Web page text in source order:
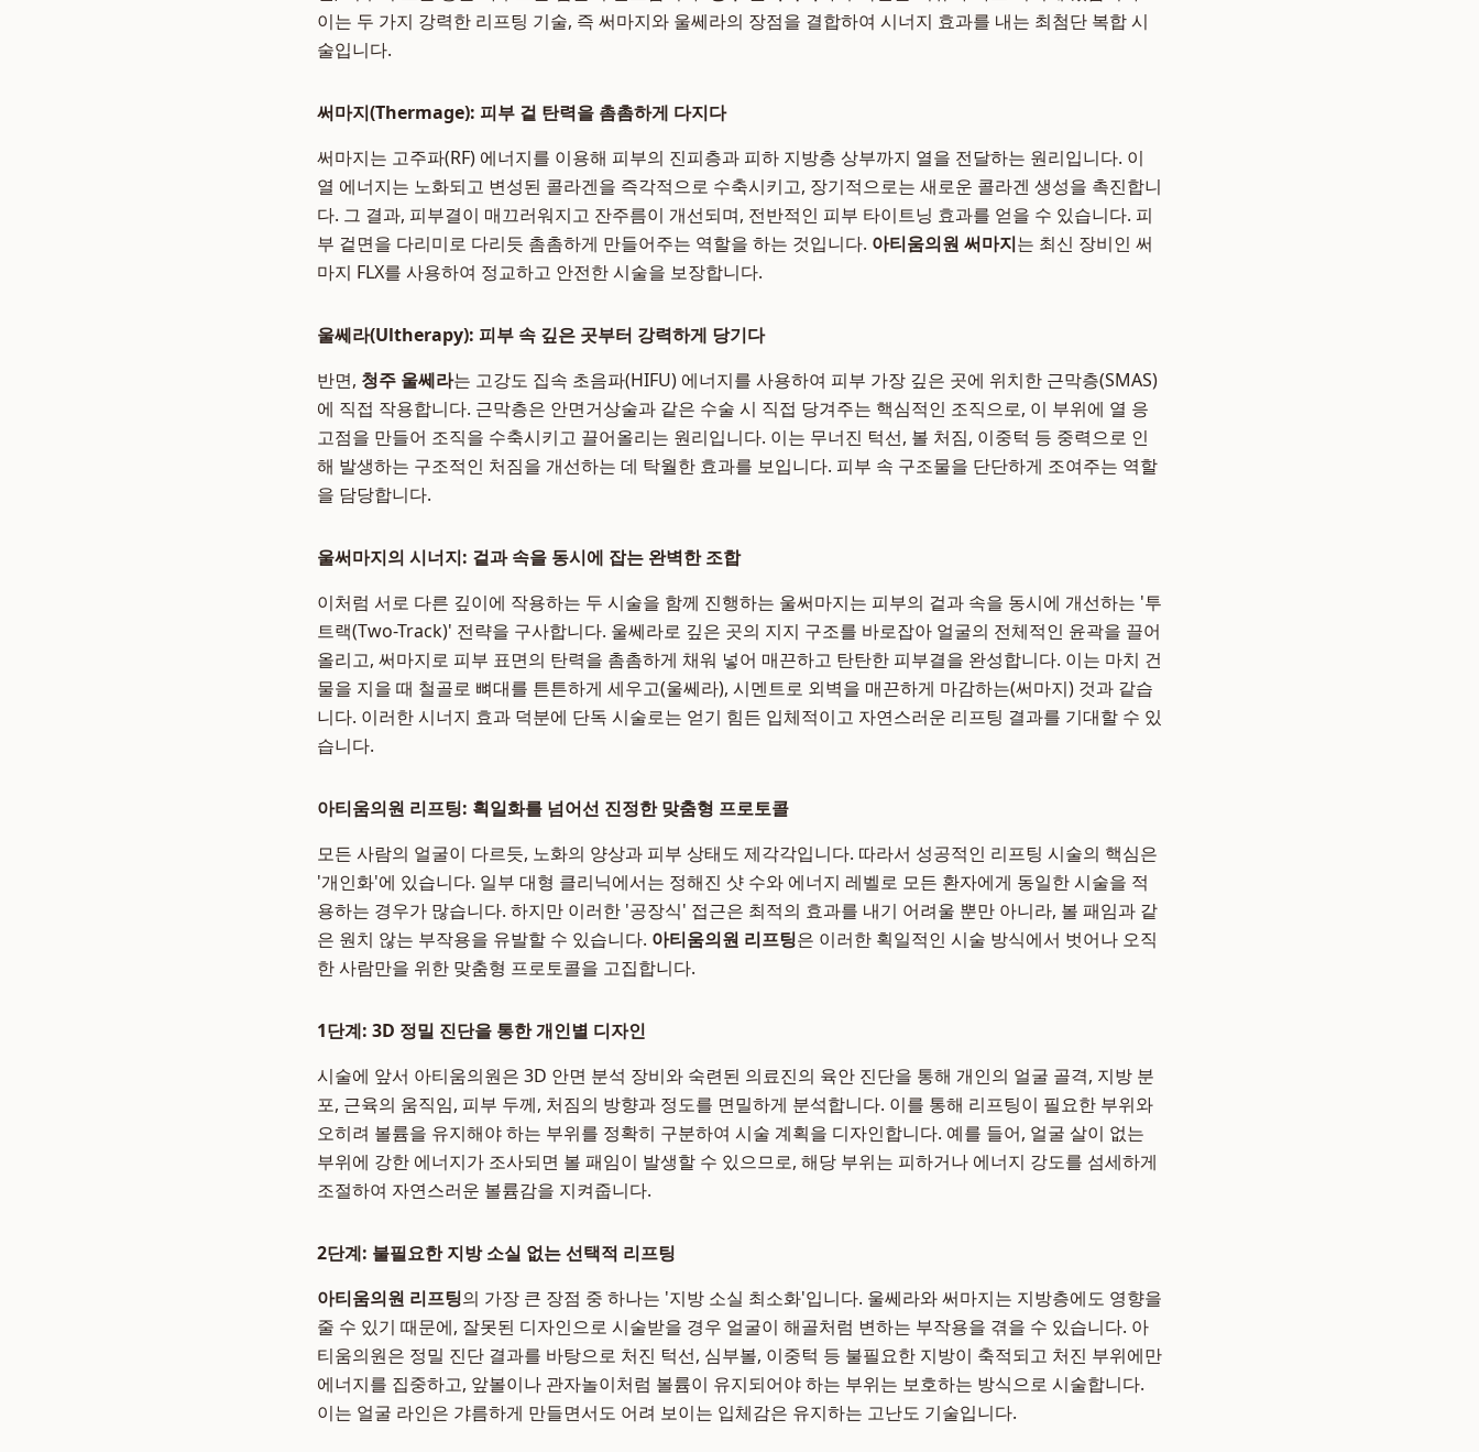
이는 두 가지 강력한 리프팅 기술, 즉 써마지와 울쎄라의 장점을 결합하여 시너지 효과를 내는 최첨단 복합 시
술입니다.
써마지(Thermage): 피부 겉 탄력을 촘촘하게 다지다
써마지는 고주파(RF) 에너지를 이용해 피부의 진피층과 피하 지방층 상부까지 열을 전달하는 원리입니다. 이
열 에너지는 노화되고 변성된 콜라겐을 즉각적으로 수축시키고, 장기적으로는 새로운 콜라겐 생성을 촉진합니
다. 그 결과, 피부결이 매끄러워지고 잔주름이 개선되며, 전반적인 피부 타이트닝 효과를 얻을 수 있습니다. 피
부 겉면을 다리미로 다리듯 촘촘하게 만들어주는 역할을 하는 것입니다. 아티움의원 써마지는 최신 장비인 써
마지 FLX를 사용하여 정교하고 안전한 시술을 보장합니다.
울쎄라(Ultherapy): 피부 속 깊은 곳부터 강력하게 당기다
반면, 청주 울쎄라는 고강도 집속 초음파(HIFU) 에너지를 사용하여 피부 가장 깊은 곳에 위치한 근막층(SMAS)
에 직접 작용합니다. 근막층은 안면거상술과 같은 수술 시 직접 당겨주는 핵심적인 조직으로, 이 부위에 열 응
고점을 만들어 조직을 수축시키고 끌어올리는 원리입니다. 이는 무너진 턱선, 볼 처짐, 이중턱 등 중력으로 인
해 발생하는 구조적인 처짐을 개선하는 데 탁월한 효과를 보입니다. 피부 속 구조물을 단단하게 조여주는 역할
을 담당합니다.
울써마지의 시너지: 겉과 속을 동시에 잡는 완벽한 조합
이처럼 서로 다른 깊이에 작용하는 두 시술을 함께 진행하는 울써마지는 피부의 겉과 속을 동시에 개선하는 '투
트랙(Two-Track)' 전략을 구사합니다. 울쎄라로 깊은 곳의 지지 구조를 바로잡아 얼굴의 전체적인 윤곽을 끌어
올리고, 써마지로 피부 표면의 탄력을 촘촘하게 채워 넣어 매끈하고 탄탄한 피부결을 완성합니다. 이는 마치 건
물을 지을 때 철골로 뼈대를 튼튼하게 세우고(울쎄라), 시멘트로 외벽을 매끈하게 마감하는(써마지) 것과 같습
니다. 이러한 시너지 효과 덕분에 단독 시술로는 얻기 힘든 입체적이고 자연스러운 리프팅 결과를 기대할 수 있
습니다.
아티움의원 리프팅: 획일화를 넘어선 진정한 맞춤형 프로토콜
모든 사람의 얼굴이 다르듯, 노화의 양상과 피부 상태도 제각각입니다. 따라서 성공적인 리프팅 시술의 핵심은
'개인화'에 있습니다. 일부 대형 클리닉에서는 정해진 샷 수와 에너지 레벨로 모든 환자에게 동일한 시술을 적
용하는 경우가 많습니다. 하지만 이러한 '공장식' 접근은 최적의 효과를 내기 어려울 뿐만 아니라, 볼 패임과 같
은 원치 않는 부작용을 유발할 수 있습니다. 아티움의원 리프팅은 이러한 획일적인 시술 방식에서 벗어나 오직
한 사람만을 위한 맞춤형 프로토콜을 고집합니다.
1단계: 3D 정밀 진단을 통한 개인별 디자인
시술에 앞서 아티움의원은 3D 안면 분석 장비와 숙련된 의료진의 육안 진단을 통해 개인의 얼굴 골격, 지방 분
포, 근육의 움직임, 피부 두께, 처짐의 방향과 정도를 면밀하게 분석합니다. 이를 통해 리프팅이 필요한 부위와
오히려 볼륨을 유지해야 하는 부위를 정확히 구분하여 시술 계획을 디자인합니다. 예를 들어, 얼굴 살이 없는
부위에 강한 에너지가 조사되면 볼 패임이 발생할 수 있으므로, 해당 부위는 피하거나 에너지 강도를 섬세하게
조절하여 자연스러운 볼륨감을 지켜줍니다.
2단계: 불필요한 지방 소실 없는 선택적 리프팅
아티움의원 리프팅의 가장 큰 장점 중 하나는 '지방 소실 최소화'입니다. 울쎄라와 써마지는 지방층에도 영향을
줄 수 있기 때문에, 잘못된 디자인으로 시술받을 경우 얼굴이 해골처럼 변하는 부작용을 겪을 수 있습니다. 아
티움의원은 정밀 진단 결과를 바탕으로 처진 턱선, 심부볼, 이중턱 등 불필요한 지방이 축적되고 처진 부위에만
에너지를 집중하고, 앞볼이나 관자놀이처럼 볼륨이 유지되어야 하는 부위는 보호하는 방식으로 시술합니다.
이는 얼굴 라인은 갸름하게 만들면서도 어려 보이는 입체감은 유지하는 고난도 기술입니다.